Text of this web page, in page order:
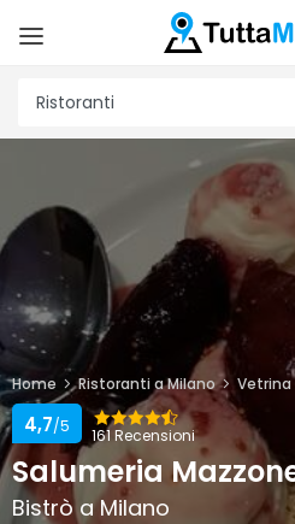
Home Ristoranti a Milano Vetrina
161 Recensioni
4,7/5
Salumeria
Bistrò a Milano